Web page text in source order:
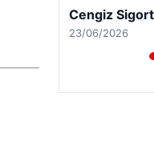
Hastaş Beton
26/05/2026